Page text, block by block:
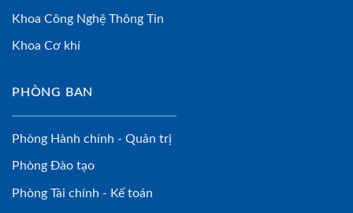
Khoa Công Nghệ Thông Tin
Khoa Cơ khí
PHÒNG BAN
Phòng Hành chính - Quản trị
Phòng Đào tạo
Phòng Tài chính - Kế toán